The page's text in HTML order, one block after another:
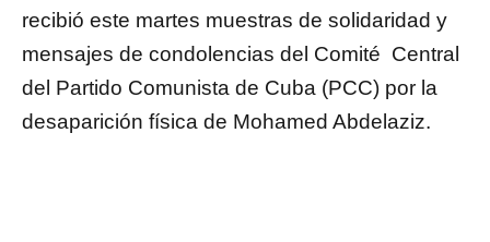
recibió este martes muestras de solidaridad y
mensajes de condolencias del Comité Central
del Partido Comunista de Cuba (PCC) por la
desaparición física de Mohamed Abdelaziz.